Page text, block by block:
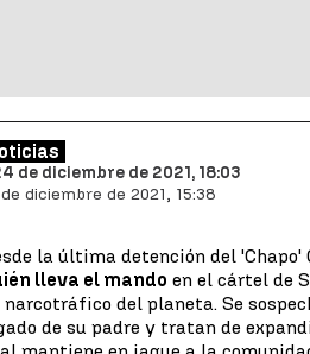
de diciembre de 2021, 18:03
diciembre de 2021, 15:38
la última detención del
lleva el mando en el cártel de
narcotráfico del planeta. Se
de su padre y tratan de